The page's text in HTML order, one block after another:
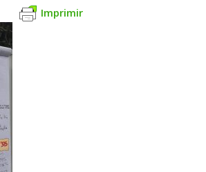
Imprimir